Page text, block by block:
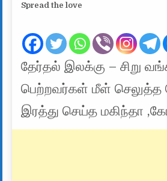
Spread the love
தேர்தல் இலக்கு – சிறு
பெற்றவர்கள் மீள் செலுத்த
இரத்து செய்த மகிந்தா